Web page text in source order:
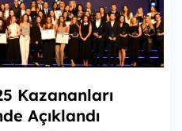
Kazananları
Açıklandı